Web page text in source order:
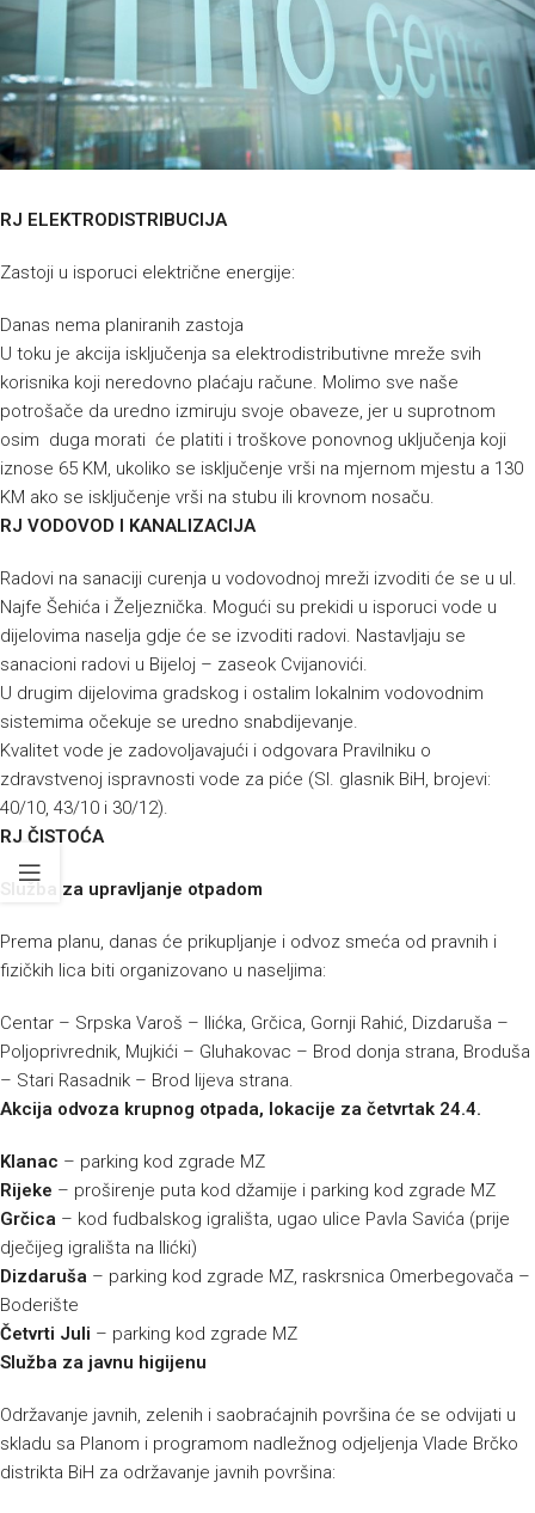
RJ ELEKTRODISTRIBUCIJA
Zastoji u isporuci električne energije:
Danas nema planiranih zastoja
U toku je akcija isključenja sa elektrodistributivne mreže svih
korisnika koji neredovno plaćaju račune. Molimo sve naše
potrošače da uredno izmiruju svoje obaveze, jer u suprotnom
osim duga morati će platiti i troškove ponovnog uključenja koji
iznose 65 KM, ukoliko se isključenje vrši na mjernom mjestu a 130
KM ako se isključenje vrši na stubu ili krovnom nosaču.
RJ VODOVOD I KANALIZACIJA
Radovi na sanaciji curenja u vodovodnoj mreži izvoditi će se u ul.
Najfe Šehića i Željeznička. Mogući su prekidi u isporuci vode u
dijelovima naselja gdje će se izvoditi radovi. Nastavljaju se
sanacioni radovi u Bijeloj – zaseok Cvijanovići.
U drugim dijelovima gradskog i ostalim lokalnim vodovodnim
sistemima očekuje se uredno snabdijevanje.
Kvalitet vode je zadovoljavajući i odgovara Pravilniku o
zdravstvenoj ispravnosti vode za piće (Sl. glasnik BiH, brojevi:
40/10, 43/10 i 30/12).
RJ ČISTOĆA
Služba za upravljanje otpadom
Prema planu, danas će prikupljanje i odvoz smeća od pravnih i
fizičkih lica biti organizovano u naseljima:
Centar – Srpska Varoš – Ilićka, Grčica, Gornji Rahić, Dizdaruša –
Poljoprivrednik, Mujkići – Gluhakovac – Brod donja strana, Broduša
– Stari Rasadnik – Brod lijeva strana.
Akcija odvoza krupnog otpada, lokacije za četvrtak 24.4.
Klanac – parking kod zgrade MZ
Rijeke – proširenje puta kod džamije i parking kod zgrade MZ
Grčica – kod fudbalskog igrališta, ugao ulice Pavla Savića (prije
dječijeg igrališta na Ilićki)
Dizdaruša – parking kod zgrade MZ, raskrsnica Omerbegovača –
Boderište
Četvrti Juli – parking kod zgrade MZ
Služba za javnu higijenu
Održavanje javnih, zelenih i saobraćajnih površina će se odvijati u
skladu sa Planom i programom nadležnog odjeljenja Vlade Brčko
distrikta BiH za održavanje javnih površina: